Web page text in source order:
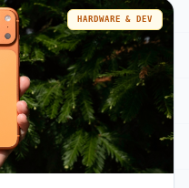
HARDWARE & DEV